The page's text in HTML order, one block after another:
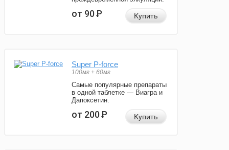
от 90Р Купить
Super P-force
100мг + 60мг
Самые популярные препараты
в одной таблетке — Виагра и
Дапоксетин.
от 200Р Купить